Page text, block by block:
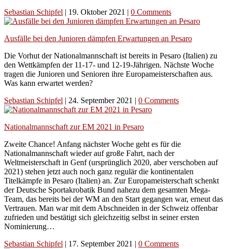
Sebastian Schipfel | 19. Oktober 2021 | 0 Comments
Ausfälle bei den Junioren dämpfen Erwartungen an Pesaro
Die Vorhut der Nationalmannschaft ist bereits in Pesaro (Italien) zu
den Wettkämpfen der 11-17- und 12-19-Jährigen. Nächste Woche
tragen die Junioren und Senioren ihre Europameisterschaften aus.
Was kann erwartet werden?
Sebastian Schipfel | 24. September 2021 | 0 Comments
Nationalmannschaft zur EM 2021 in Pesaro
Zweite Chance! Anfang nächster Woche geht es für die
Nationalmannschaft wieder auf große Fahrt, nach der
Weltmeisterschaft in Genf (ursprünglich 2020, aber verschoben auf
2021) stehen jetzt auch noch ganz regulär die kontinentalen
Titelkämpfe in Pesaro (Italien) an. Zur Europameisterschaft schenkt
der Deutsche Sportakrobatik Bund nahezu dem gesamten Mega-
Team, das bereits bei der WM an den Start gegangen war, erneut das
Vertrauen. Man war mit dem Abschneiden in der Schweiz offenbar
zufrieden und bestätigt sich gleichzeitig selbst in seiner ersten
Nominierung…
Sebastian Schipfel | 17. September 2021 | 0 Comments